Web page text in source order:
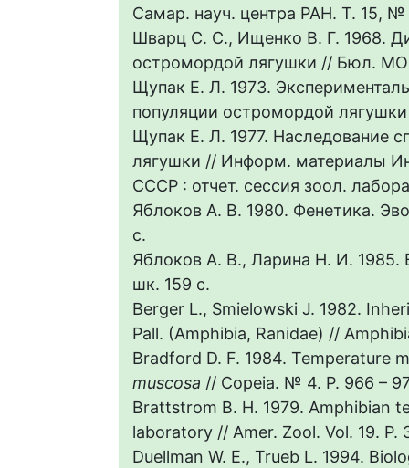
Самар. науч. центра РАН. Т. 15,
Шварц С. С., Ищенко В. Г. 1968.
остромордой лягушки // Бюл.
Щупак Е. Л. 1973.
популяции остромордой
Щупак E. Л. 1977. Наследование
лягушки // Информ. материалы
СССР : отчет. сессия зоол.
Яблоков А. В. 1980. Фенетика.
с.
Яблоков А. В., Ларина Н. И. 1985.
шк. 159 с.
Berger L., Smielowski J. 1982.
Pall. (Amphibia, Ranidae) //
Bradford D. F. 1984. Temperature
muscosa // Copeia. № 4. P. 966 –
Brattstrom B. H. 1979. Amphibian
laboratory // Amer. Zool. Vol. 19. P.
Duellman W. E., Trueb L. 1994.